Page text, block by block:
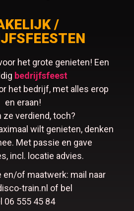
/
het grote genieten! Een
bedrijfsfeest
het bedrijf, met alles erop
en eraan!
ze verdiend, toch?
wilt genieten, denken
Met passie en gave
incl. locatie advies.
en/of maatwerk: mail naar
train.nl of bel
06 555 45 84